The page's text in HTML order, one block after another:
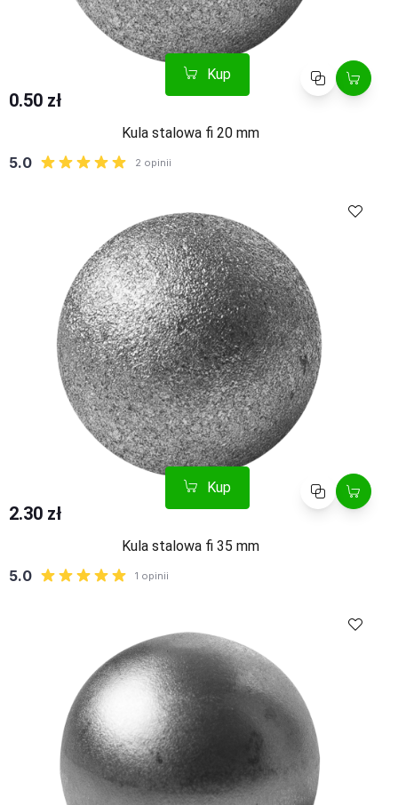
Kup Porównaj
0.50 zł
Kula stalowa fi 20 mm
Kup Porównaj
2.30 zł
Kula stalowa fi 35 mm